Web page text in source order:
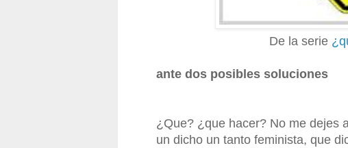
De la serie
ante dos posibles soluciones
¿Que? ¿que hacer? No me dejes
un dicho un tanto feminista, que